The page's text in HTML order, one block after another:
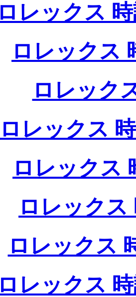
ロレックス
ロレックス
ロレック
ロレックス
ロレックス
ロレックス
ロレックス
ロレックス